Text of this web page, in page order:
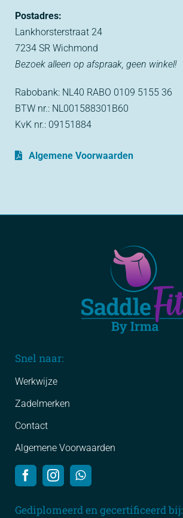
Postadres:
Lankhorsterstraat 24
7234 SR Wichmond
Bezoek alleen op afspraak, geen winkel!
Rabobank: NL40 RABO 0109 5155 36
BTW nr.: NL001588301B60
KvK nr.: 09151884
Algemene Voorwaarden
Snel naar:
Werkwijze
Zadelmerken
Contact
Algemene Voorwaarden
Gediplomeerd en gecertificeerd bij: